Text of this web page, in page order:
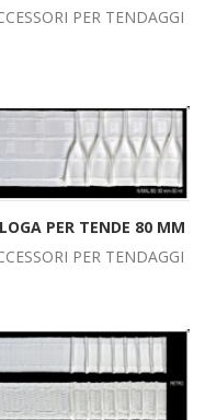
PER TENDAGGI
PER TENDE 80 MM
PER TENDAGGI